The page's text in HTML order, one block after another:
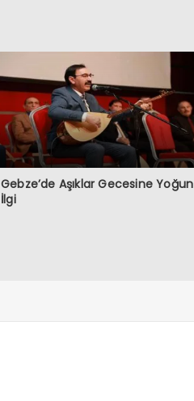
Gebze’de Aşıklar Gecesine Yoğun
İlgi